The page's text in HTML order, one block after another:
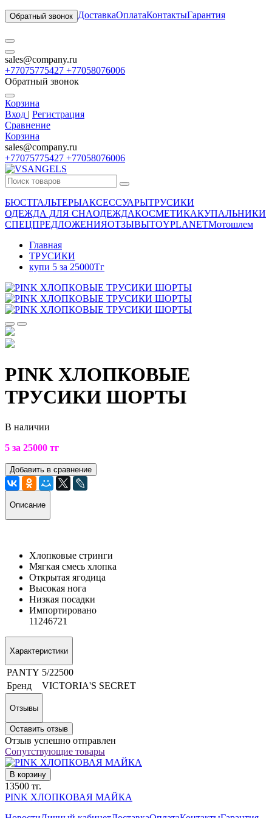
Обратный звонок ДоставкаОплатаКонтактыГарантия
sales@company.ru
+77075775427 +77058076006
Обратный звонок
Корзина
Вход | Регистрация
Сравнение
Корзина
sales@company.ru
+77075775427 +77058076006
БЮСТГАЛЬТЕРЫАКСЕССУАРЫТРУСИКИ
ОДЕЖДА ДЛЯ СНАОДЕЖДАКОСМЕТИКАКУПАЛЬНИКИ
СПЕЦПРЕДЛОЖЕНИЯОТЗЫВЫTOYPLANETМотошлем
Главная
ТРУСИКИ
купи 5 за 25000Тг
PINK ХЛОПКОВЫЕ
ТРУСИКИ ШОРТЫ
В наличии
5 за 25000 тг
Добавить в сравнение
Описание
Хлопковые стринги
Мягкая смесь хлопка
Открытая ягодица
Высокая нога
Низкая посадки
Импортировано
11246721
Характеристики
PANTY 5/22500
Бренд
VICTORIA'S SECRET
Отзывы
Оставить отзыв
Отзыв успешно отправлен
Сопутствующие товары
В корзину
13500 тг.
PINK ХЛОПКОВАЯ МАЙКА